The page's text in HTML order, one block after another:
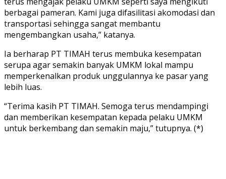
berbagai pameran. Kami juga difasilitasi akomodasi dan
transportasi sehingga sangat membantu
mengembangkan usaha,” katanya.
Ia berharap PT TIMAH terus membuka kesempatan
serupa agar semakin banyak UMKM lokal mampu
memperkenalkan produk unggulannya ke pasar yang
lebih luas.
“Terima kasih PT TIMAH. Semoga terus mendampingi
dan memberikan kesempatan kepada pelaku UMKM
untuk berkembang dan semakin maju,” tutupnya. (*)